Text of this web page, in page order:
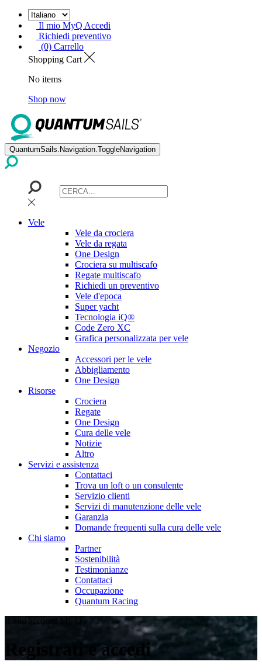
Il mio MyQ Accedi
Richiedi preventivo
(0) Carrello
Shopping Cart
No items
Shop now
QuantumSails.Navigation.ToggleNavigation
Vele
Vele da crociera
Vele da regata
One Design
Crociera su multiscafo
Regate multiscafo
Richiedi un preventivo
Vele d'epoca
Super yacht
Tecnologia iQ®
Code Zero XC
Grafica personalizzata per vele
Negozio
Accessori per le vele
Abbigliamento
One Design
Risorse
Crociera
Regate
One Design
Cura delle vele
Notizie
Altro
Servizi e assistenza
Contattaci
Trova un loft o un consulente
Servizio clienti
Servizi di manutenzione delle vele
Garanzia
Domande frequenti sulla cura delle vele
Chi siamo
Partner
Sostenibilità
Testimonianze
Contattaci
Occupazione
Quantum Racing
Il mio account My Q
Registrati e accedi